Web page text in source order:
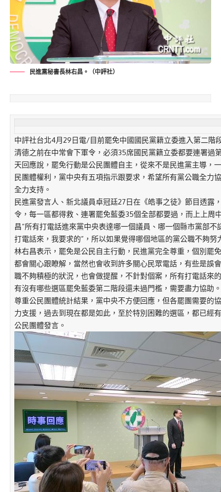
民進黨秘書長林右昌。（中評社）
中評社台北4月29日電/目前罷免中國國民黨籍立委進入第二階
清德之前在中常會下軍令，必須35席國民黨籍立委都要連署過
天回應說，罷免行動是公民團體自主，從來不是民進黨主導，
民團體權利，黨中央有五項指示跟要求，希望所有黨公職全力
全力支持。
民進黨發言人、新北議員卓冠廷27日在《皓事之徒》節目透露
令，每一區都得救、連署罷免藍委35個全部都要過，而上上周
昌“所有打電話進來黨中央表達哪一個議員、哪一個縣市黨部
打電話來，我要求的”，所以如果覺得哪個地區的黨公職不夠
林右昌表示，罷免是公民自主行動，民進黨完全尊重，個別罷
都會關心跟瞭解，當然也會收到許多關心民眾電話，有些是誤
職不夠積極的狀況，也會做提醒，不針對個案，所有打電話來
有沒有哪些選區罷免藍委第二階段還未過門檻，需要盡力協助
尊重公民團體統計結果，黨中央不方便回應，但各罷團需要的
力支援，過去到現在都是如此，至於特別困難的選區，都已經
公民團體發言。